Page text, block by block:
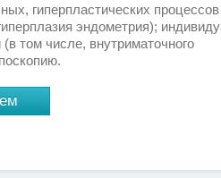
гиперпластических
эндометрия);
том числе, внутриматочного